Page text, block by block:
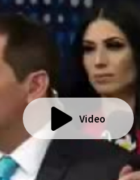
Video